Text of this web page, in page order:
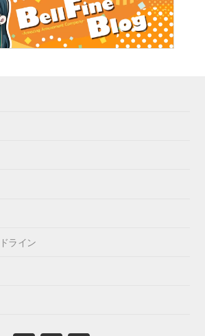
ライン
Fa In